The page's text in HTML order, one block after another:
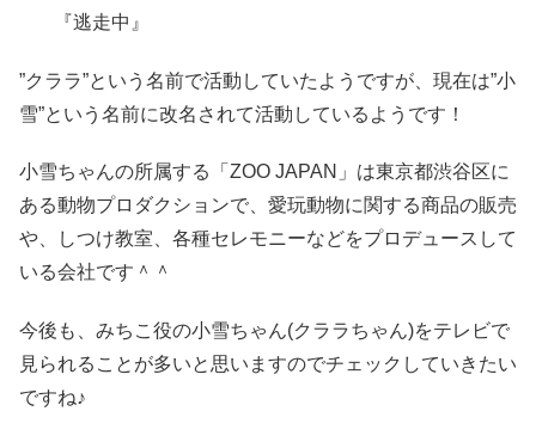
『逃走中』
”クララ”という名前で活動していたようですが、現在は”小
雪”という名前に改名されて活動しているようです！
小雪ちゃんの所属する「ZOO JAPAN」は東京都渋谷区に
ある動物プロダクションで、愛玩動物に関する商品の販売
や、しつけ教室、各種セレモニーなどをプロデュースして
いる会社です＾＾
今後も、みちこ役の小雪ちゃん(クララちゃん)をテレビで
見られることが多いと思いますのでチェックしていきたい
ですね♪